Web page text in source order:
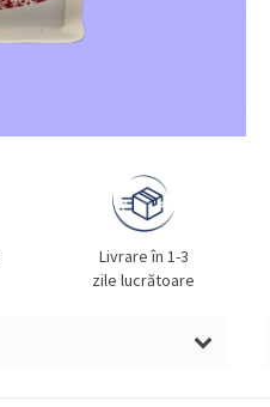
Livrare în 1-3
zile lucrătoare